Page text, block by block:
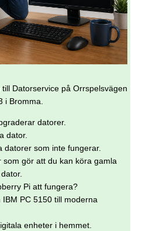
Datorservice på Orrspelsvägen
i Bromma.
datorer.
dator.
datorer som inte fungerar.
som gör att du kan köra gamla
Pi att fungera?
PC 5150 till moderna
enheter i hemmet.